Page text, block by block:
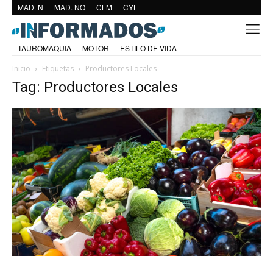
MAD. N MAD. NO CLM CYL
TAUROMAQUIA MOTOR
ESTILO DE VIDA
Inicio
Etiquetas Productores Locales
Tag: Productores Locales